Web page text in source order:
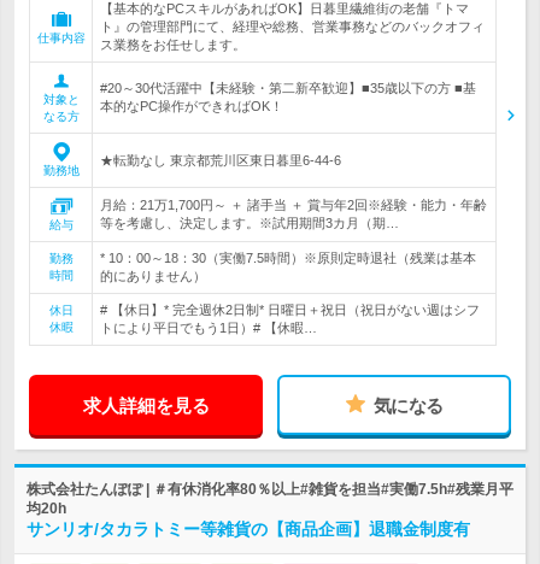
仕事内容
【基本的なPCスキルがあればOK】日暮里繊維街の老舗『トマ
ト』の管理部門にて、経理や総務、営業事務などのバックオフィ
ス業務をお任せします。
対象と
なる方
#20～30代活躍中【未経験・第二新卒歓迎】■35歳以下の方 ■基
本的なPC操作ができればOK！
勤務地
★転勤なし 東京都荒川区東日暮里6-44-6
給与
月給：21万1,700円～ ＋ 諸手当 ＋ 賞与年2回※経験・能力・年齢
等を考慮し、決定します。※試用期間3カ月（期…
勤務
時間
* 10：00～18：30（実働7.5時間）※原則定時退社（残業は基本
的にありません）
休日
休暇
# 【休日】* 完全週休2日制* 日曜日＋祝日（祝日がない週はシフ
トにより平日でもう1日）# 【休暇…
求人詳細を見る 気になる
株式会社たんぽぽ | ＃有休消化率80％以上#雑貨を担当#実働7.5h#残業月平
均20h
サンリオ/タカラトミー等雑貨の【商品企画】退職金制度有